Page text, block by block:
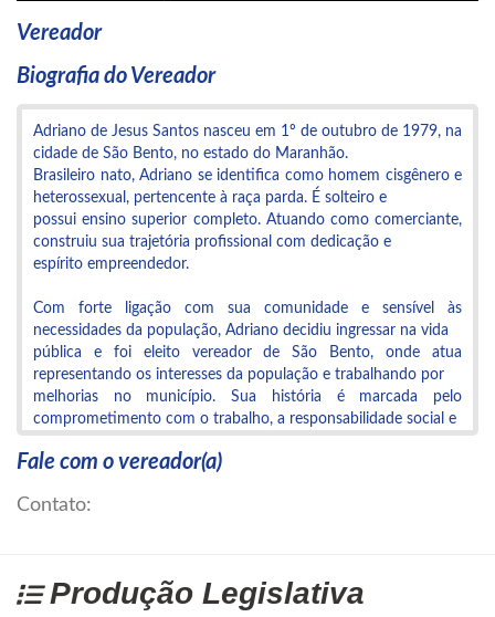
Vereador
Biografia do Vereador
Adriano de Jesus Santos nasceu em 1º de outubro de 1979, na
cidade de São Bento, no estado do Maranhão.
Brasileiro nato, Adriano se identifica como homem cisgênero e
heterossexual, pertencente à raça parda. É solteiro e
possui ensino superior completo. Atuando como comerciante,
construiu sua trajetória profissional com dedicação e
espírito empreendedor.
Com forte ligação com sua comunidade e sensível às
necessidades da população, Adriano decidiu ingressar na vida
pública e foi eleito vereador de São Bento, onde atua
representando os interesses da população e trabalhando por
melhorias no município. Sua história é marcada pelo
comprometimento com o trabalho, a responsabilidade social e
Fale com o vereador(a)
Contato:
Produção Legislativa